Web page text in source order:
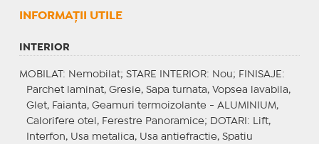
INFORMAŢII UTILE
INTERIOR
MOBILAT : Nemobilat; STARE INTERIOR: Nou; FINISAJE :
Parchet laminat, Gresie, Sapa turnata, Vopsea lavabila,
Glet, Faianta, Geamuri termoizolante - ALUMINIUM,
Calorifere otel, Ferestre Panoramice;
DOTARI : Lift,
Interfon, Usa metalica, Usa antiefractie, Spatiu